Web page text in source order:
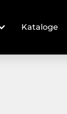
Kataloge